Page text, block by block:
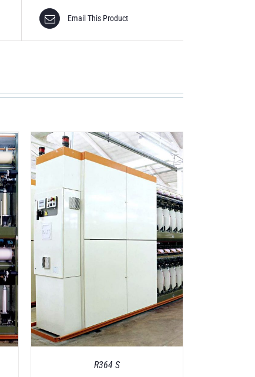
Email This Product
R364 S